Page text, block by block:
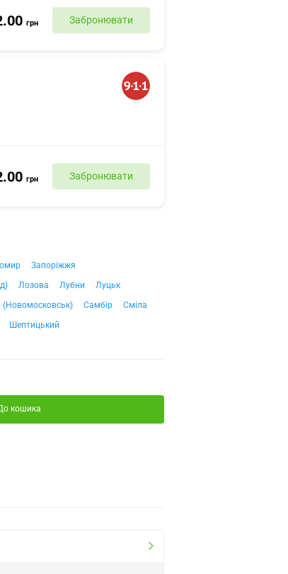
грн Забронювати
грн Забронювати
Запоріжжя
Лозова Лубни
Луцьк
Самбір
Сміла
Шептицький
кошика